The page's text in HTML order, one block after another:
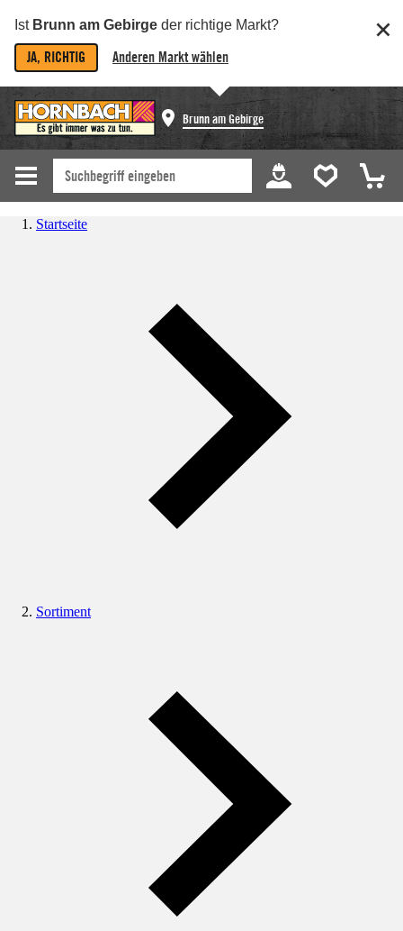
Ist Brunn am Gebirge der richtige Markt?
JA, RICHTIG Anderen Markt wählen
Brunn am Gebirge
Startseite
Sortiment